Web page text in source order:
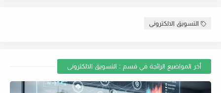
التسويق الالكترونى
أخر المواضيع الرائجة في قسم : التسويق الالكترونى